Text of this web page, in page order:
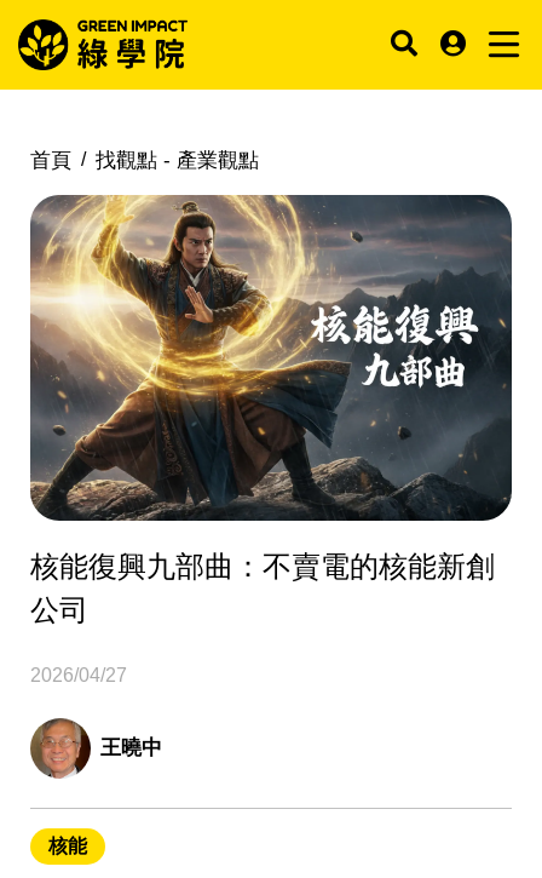
首頁 找觀點 - 產業觀點
核能復興九部曲：不賣電的核能新創
公司
2026/04/27
王曉中
核能